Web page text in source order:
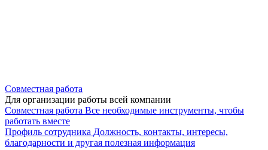
Совместная работа
Для организации работы всей компании
Совместная работа Все необходимые инструменты, чтобы
работать вместе
Профиль сотрудника Должность, контакты, интересы,
благодарности и другая полезная информация